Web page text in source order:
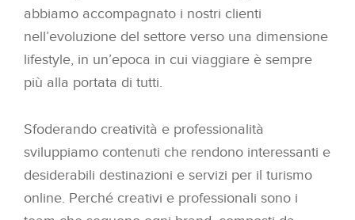
abbiamo accompagnato i nostri clienti
nell’evoluzione del settore verso una dimensione
lifestyle, in un’epoca in cui viaggiare è sempre
più alla portata di tutti.
Sfoderando creatività e professionalità
sviluppiamo contenuti che rendono interessanti e
desiderabili destinazioni e servizi per il turismo
online. Perché creativi e professionali sono i